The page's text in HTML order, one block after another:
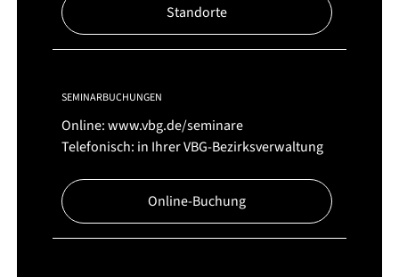
Standorte
SEMINARBUCHUNGEN
Online:www.vbg.de/seminare
Telefonisch: in Ihrer VBG-Bezirksverwaltung
Online-Buchung